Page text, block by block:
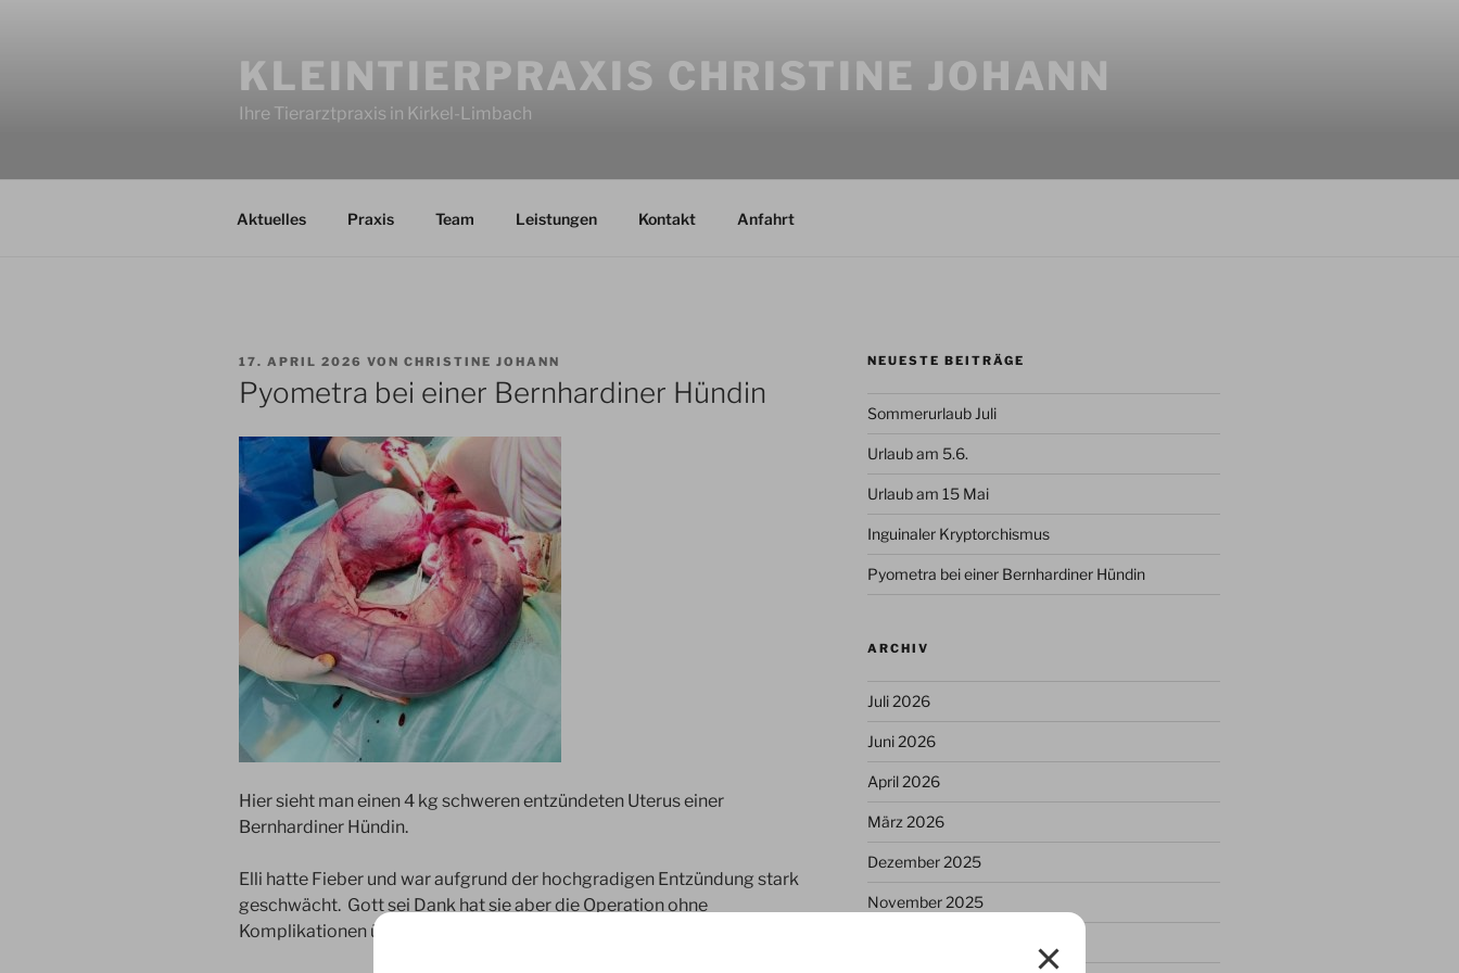
KLEINTIERPRAXIS CHRISTINE JOHANN
Ihre Tierarztpraxis in Kirkel-Limbach
Aktuelles Praxis Team Leistungen Kontakt Anfahrt
VERÖFFENTLICHT
AM
17. APRIL 2026 VON CHRISTINE JOHANN
Pyometra bei einer Bernhardiner Hündin
Hier sieht man einen 4 kg schweren entzündeten Uterus einer
Bernhardiner Hündin.
Elli hatte Fieber und war aufgrund der hochgradigen Entzündung stark
geschwächt. Gott sei Dank hat sie aber die Operation ohne
Komplikationen überstanden und ist wieder munter.
NEUESTE BEITRÄGE
Sommerurlaub Juli
Urlaub am 5.6.
Urlaub am 15 Mai
Inguinaler Kryptorchismus
Pyometra bei einer Bernhardiner Hündin
ARCHIV
Juli 2026
Juni 2026
April 2026
März 2026
Dezember 2025
November 2025